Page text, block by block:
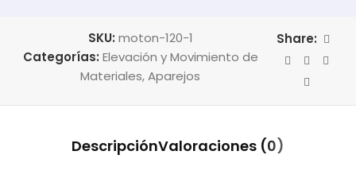
SKU: moton-120-1
Categorías: Elevación y Movimiento de
Materiales,Aparejos
Share:
DescripciónValoraciones (0)